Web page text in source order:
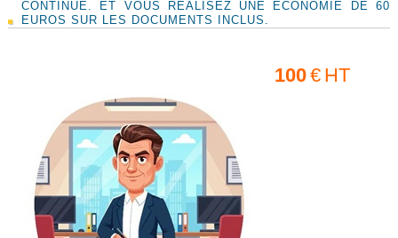
CONTINUE. ET VOUS RÉALISEZ UNE ÉCONOMIE DE 60
EUROS SUR LES DOCUMENTS INCLUS.
100€ HT